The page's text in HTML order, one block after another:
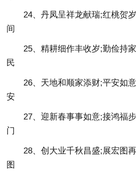
24、丹凤呈祥龙献瑞;红桃贺
间
25、精耕细作丰收岁;勤俭持
民
26、天地和顺家添财;平安如
安
27、迎新春事事如意;接鸿福
门
28、创大业千秋昌盛;展宏图
图